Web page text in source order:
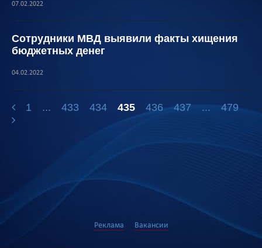
07.02.2022
Сотрудники МВД выявили факты хищения
бюджетных денег
04.02.2022
1 ... 433 434 435 436 437 ... 479
Реклама Вакансии